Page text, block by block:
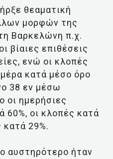
θεαματική
μορφών της
Βαρκελώνη π.χ.
βίαιες επιθέσεις
ενώ οι κλοπές
κατά μέσο όρο
38 εν μέσω
οι ημερήσιες
60%, οι κλοπές κατά
κατά 29%.
αυστηρότερο ήταν